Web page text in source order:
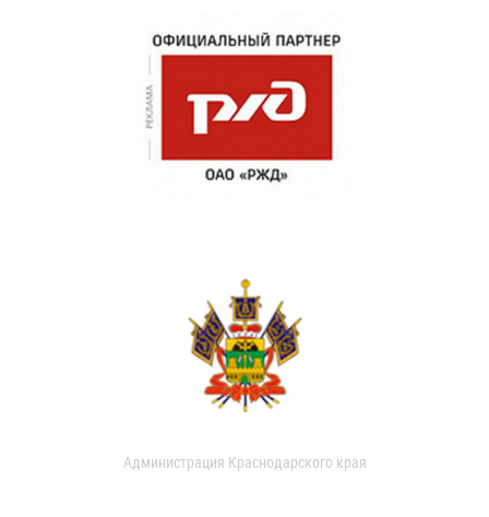
Администрация Краснодарского края